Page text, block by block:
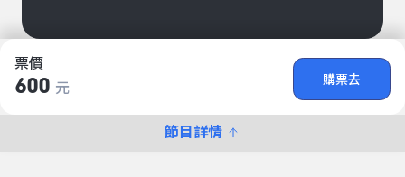
票價
600 元
購票去
節目詳情